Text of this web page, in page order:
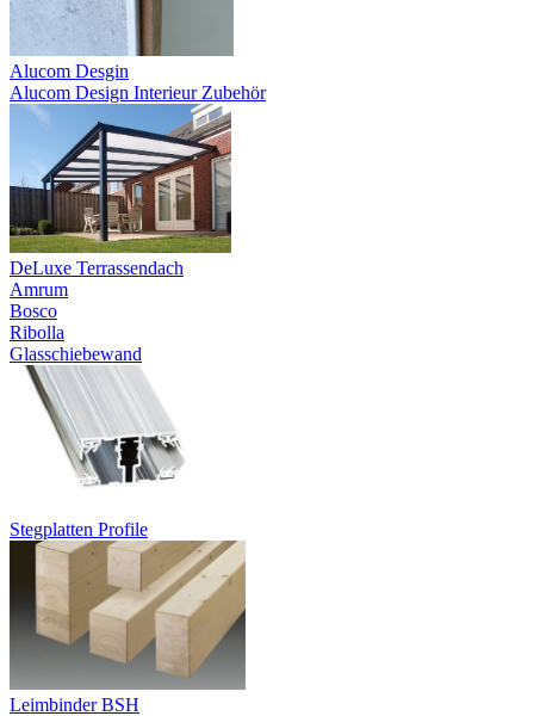
Alucom Desgin
Alucom Design Interieur Zubehör
DeLuxe Terrassendach
Amrum
Bosco
Ribolla
Glasschiebewand
Stegplatten Profile
Leimbinder BSH